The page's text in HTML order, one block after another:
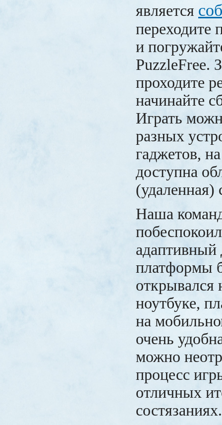
является
переходите
и
PuzzleFree.
проходите
начинайте
Играть
разных
гаджетов,
доступна
(удаленная)
Наша
адаптивный
платформы
ноутбуке,
на
очень
можно
процесс
отличных